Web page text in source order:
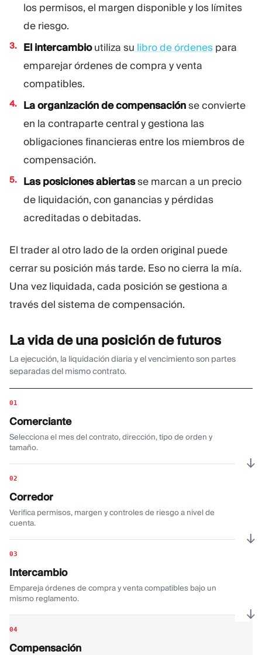
los permisos, el margen disponible y los límites
de riesgo.
El intercambioutiliza su libro de órdenes para
emparejar órdenes de compra y venta
compatibles.
La organización de compensaciónse convierte
en la contraparte central y gestiona las
obligaciones financieras entre los miembros de
compensación.
Las posiciones abiertasse marcan a un precio
de liquidación, con ganancias y pérdidas
acreditadas o debitadas.
El trader al otro lado de la orden original puede
cerrar su posición más tarde. Eso no cierra la mía.
Una vez liquidada, cada posición se gestiona a
través del sistema de compensación.
La vida de una posición de futuros
La ejecución, la liquidación diaria y el vencimiento son partes
separadas del mismo contrato.
01
Comerciante
Selecciona el mes del contrato, dirección, tipo de orden y
tamaño.
02
Corredor
Verifica permisos, margen y controles de riesgo a nivel de
cuenta.
03
Intercambio
Empareja órdenes de compra y venta compatibles bajo un
mismo reglamento.
04
Compensación